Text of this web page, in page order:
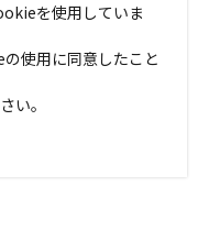
を使用していま
使用に同意したこと
い。